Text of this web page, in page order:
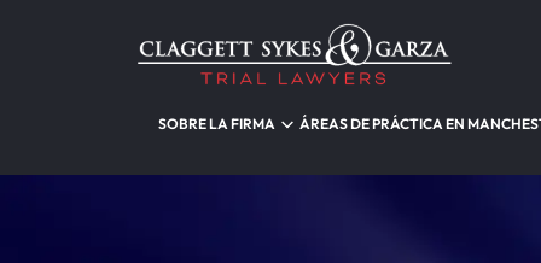
SOBRE LA FIRMA ÁREAS DE PRÁCTICA EN